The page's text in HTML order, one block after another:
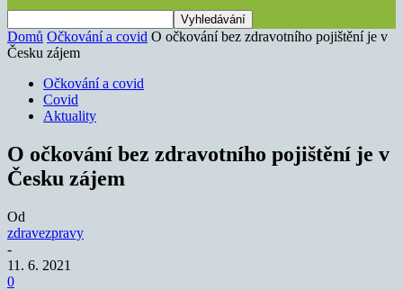
Domů Očkování a covid O očkování bez zdravotního pojištění je v
Česku zájem
Očkování a covid
Covid
Aktuality
O očkování bez zdravotního pojištění je v
Česku zájem
Od
zdravezpravy
-
11. 6. 2021
0